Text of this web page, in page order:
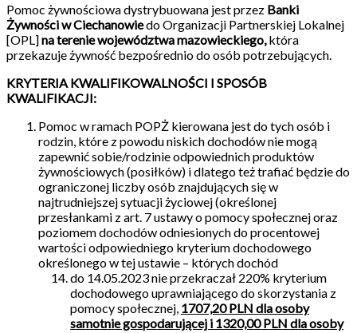
Pomoc żywnościowa dystrybuowana jest przez Banki
Żywności w Ciechanowiedo Organizacji Partnerskiej Lokalnej
[OPL]na terenie województwa mazowieckiego,która
przekazuje żywność bezpośrednio do osób potrzebujących.
KRYTERIA KWALIFIKOWALNOŚCI I SPOSÓB
KWALIFIKACJI:
Pomoc w ramach POPŻ kierowana jest do tych osób i
rodzin, które z powodu niskich dochodów nie mogą
zapewnić sobie/rodzinie odpowiednich produktów
żywnościowych (posiłków) i dlatego też trafiać będzie do
ograniczonej liczby osób znajdujących się w
najtrudniejszej sytuacji życiowej (określonej
przesłankami z art. 7 ustawy o pomocy społecznej oraz
poziomem dochodów odniesionych do procentowej
wartości odpowiedniego kryterium dochodowego
określonego w tej ustawie – których dochód
do 14.05.2023 nie przekraczał 220% kryterium
dochodowego uprawniającego do skorzystania z
pomocy społecznej, 1707,20 PLN dla osoby
samotnie gospodarującej i 1320,00 PLN dla osoby